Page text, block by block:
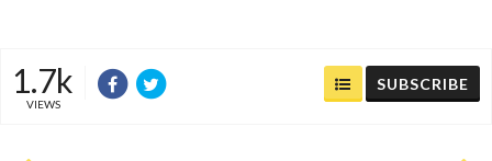
1.7k
VIEWS
SUBSCRIBE